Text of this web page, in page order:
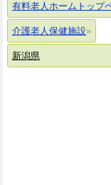
有料老人ホームトップ
介護老人保健施設
新潟県